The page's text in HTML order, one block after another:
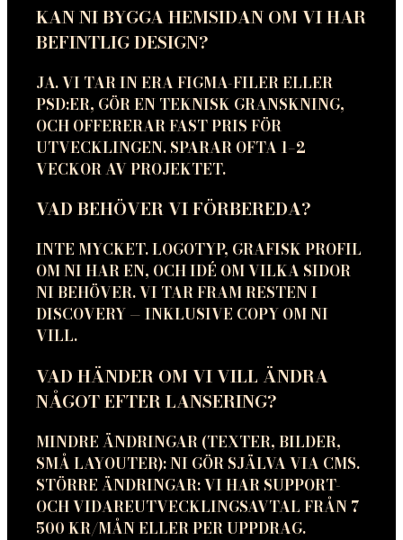
KAN NI BYGGA HEMSIDAN OM VI HAR
BEFINTLIG DESIGN?
JA. VI TAR IN ERA FIGMA-FILER ELLER
PSD:ER, GÖR EN TEKNISK GRANSKNING,
OCH OFFERERAR FAST PRIS FÖR
UTVECKLINGEN. SPARAR OFTA 1–2
VECKOR AV PROJEKTET.
VAD BEHÖVER VI FÖRBEREDA?
INTE MYCKET. LOGOTYP, GRAFISK PROFIL
OM NI HAR EN, OCH IDÉ OM VILKA SIDOR
NI BEHÖVER. VI TAR FRAM RESTEN I
DISCOVERY — INKLUSIVE COPY OM NI
VILL.
VAD HÄNDER OM VI VILL ÄNDRA
NÅGOT EFTER LANSERING?
MINDRE ÄNDRINGAR (TEXTER, BILDER,
SMÅ LAYOUTER): NI GÖR SJÄLVA VIA CMS.
STÖRRE ÄNDRINGAR: VI HAR SUPPORT-
OCH VIDAREUTVECKLINGSAVTAL FRÅN 7
500 KR/MÅN ELLER PER UPPDRAG.